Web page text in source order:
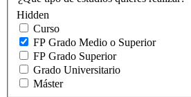
Hidden
Curso
FP Grado Medio o Superior
FP Grado Superior
Grado Universitario
Máster